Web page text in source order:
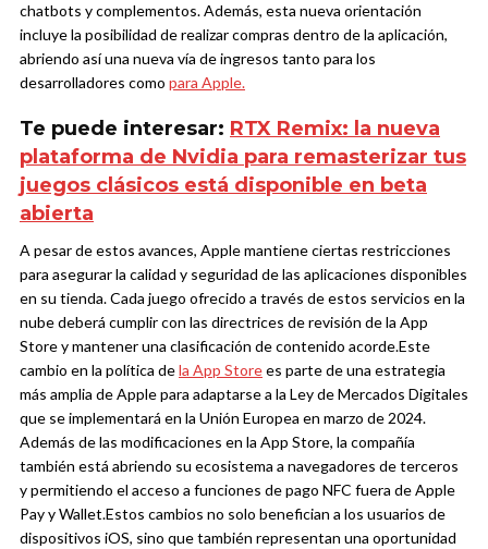
chatbots y complementos. Además, esta nueva orientación
incluye la posibilidad de realizar compras dentro de la aplicación,
abriendo así una nueva vía de ingresos tanto para los
desarrolladores como para Apple.
Te puede interesar: RTX Remix: la nueva
plataforma de Nvidia para remasterizar tus
juegos clásicos está disponible en beta
abierta
A pesar de estos avances, Apple mantiene ciertas restricciones
para asegurar la calidad y seguridad de las aplicaciones disponibles
en su tienda. Cada juego ofrecido a través de estos servicios en la
nube deberá cumplir con las directrices de revisión de la App
Store y mantener una clasificación de contenido acorde.Este
cambio en la política dela App Storees parte de una estrategia
más amplia de Apple para adaptarse a la Ley de Mercados Digitales
que se implementará en la Unión Europea en marzo de 2024.
Además de las modificaciones en la App Store, la compañía
también está abriendo su ecosistema a navegadores de terceros
y permitiendo el acceso a funciones de pago NFC fuera de Apple
Pay y Wallet.Estos cambios no solo benefician a los usuarios de
dispositivos iOS, sino que también representan una oportunidad